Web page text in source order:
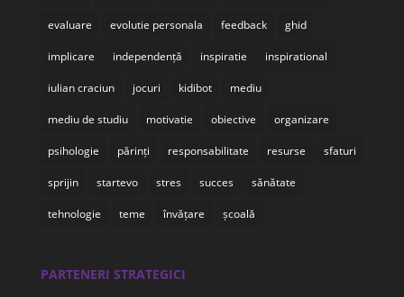
evaluare evolutie personala feedback ghid
implicare independență inspiratie inspirational
iulian craciun jocuri kidibot mediu
mediu de studiu motivatie obiective organizare
psihologie părinți responsabilitate resurse sfaturi
sprijin startevo stres succes sănătate
tehnologie teme învățare școală
PARTENERI STRATEGICI